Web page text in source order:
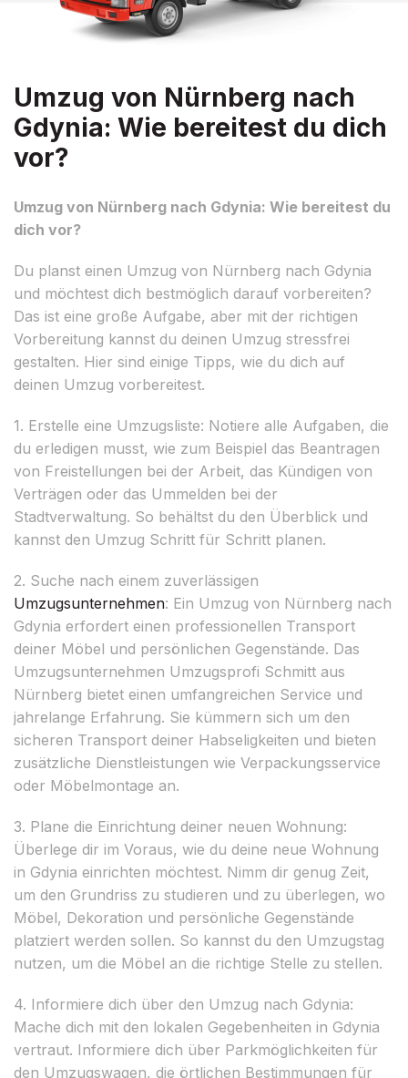
Umzug von Nürnberg nach
Gdynia: Wie bereitest du dich
vor?
Umzug von Nürnberg nach Gdynia: Wie bereitest du
dich vor?
Du planst einen Umzug von Nürnberg nach Gdynia
und möchtest dich bestmöglich darauf vorbereiten?
Das ist eine große Aufgabe, aber mit der richtigen
Vorbereitung kannst du deinen Umzug stressfrei
gestalten. Hier sind einige Tipps, wie du dich auf
deinen Umzug vorbereitest.
1. Erstelle eine Umzugsliste: Notiere alle Aufgaben, die
du erledigen musst, wie zum Beispiel das Beantragen
von Freistellungen bei der Arbeit, das Kündigen von
Verträgen oder das Ummelden bei der
Stadtverwaltung. So behältst du den Überblick und
kannst den Umzug Schritt für Schritt planen.
2. Suche nach einem zuverlässigen
Umzugsunternehmen: Ein Umzug von Nürnberg nach
Gdynia erfordert einen professionellen Transport
deiner Möbel und persönlichen Gegenstände. Das
Umzugsunternehmen Umzugsprofi Schmitt aus
Nürnberg bietet einen umfangreichen Service und
jahrelange Erfahrung. Sie kümmern sich um den
sicheren Transport deiner Habseligkeiten und bieten
zusätzliche Dienstleistungen wie Verpackungsservice
oder Möbelmontage an.
3. Plane die Einrichtung deiner neuen Wohnung:
Überlege dir im Voraus, wie du deine neue Wohnung
in Gdynia einrichten möchtest. Nimm dir genug Zeit,
um den Grundriss zu studieren und zu überlegen, wo
Möbel, Dekoration und persönliche Gegenstände
platziert werden sollen. So kannst du den Umzugstag
nutzen, um die Möbel an die richtige Stelle zu stellen.
4. Informiere dich über den Umzug nach Gdynia:
Mache dich mit den lokalen Gegebenheiten in Gdynia
vertraut. Informiere dich über Parkmöglichkeiten für
den Umzugswagen, die örtlichen Bestimmungen für